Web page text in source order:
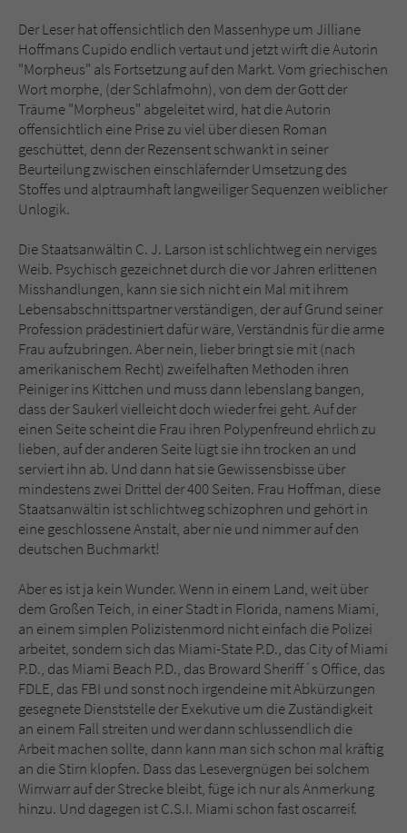
Der Leser hat offensichtlich den Massenhype um Jilliane
Hoffmans Cupido endlich vertaut und jetzt wirft die Autorin
"Morpheus" als Fortsetzung auf den Markt. Vom griechischen
Wort morphe, (der Schlafmohn), von dem der Gott der
Träume "Morpheus" abgeleitet wird, hat die Autorin
offensichtlich eine Prise zu viel über diesen Roman
geschüttet, denn der Rezensent schwankt in seiner
Beurteilung zwischen einschläfernder Umsetzung des
Stoffes und alptraumhaft langweiliger Sequenzen weiblicher
Unlogik.
Die Staatsanwältin C. J. Larson ist schlichtweg ein nerviges
Weib. Psychisch gezeichnet durch die vor Jahren erlittenen
Misshandlungen, kann sie sich nicht ein Mal mit ihrem
Lebensabschnittspartner verständigen, der auf Grund seiner
Profession prädestiniert dafür wäre, Verständnis für die arme
Frau aufzubringen. Aber nein, lieber bringt sie mit (nach
amerikanischem Recht) zweifelhaften Methoden ihren
Peiniger ins Kittchen und muss dann lebenslang bangen,
dass der Saukerl vielleicht doch wieder frei geht. Auf der
einen Seite scheint die Frau ihren Polypenfreund ehrlich zu
lieben, auf der anderen Seite lügt sie ihn trocken an und
serviert ihn ab. Und dann hat sie Gewissensbisse über
mindestens zwei Drittel der 400 Seiten. Frau Hoffman, diese
Staatsanwältin ist schlichtweg schizophren und gehört in
eine geschlossene Anstalt, aber nie und nimmer auf den
deutschen Buchmarkt!
Aber es ist ja kein Wunder. Wenn in einem Land, weit über
dem Großen Teich, in einer Stadt in Florida, namens Miami,
an einem simplen Polizistenmord nicht einfach die Polizei
arbeitet, sondern sich das Miami-State P.D., das City of Miami
P.D., das Miami Beach P.D., das Broward Sheriff´s Office, das
FDLE, das FBI und sonst noch irgendeine mit Abkürzungen
gesegnete Dienststelle der Exekutive um die Zuständigkeit
an einem Fall streiten und wer dann schlussendlich die
Arbeit machen sollte, dann kann man sich schon mal kräftig
an die Stirn klopfen. Dass das Lesevergnügen bei solchem
Wirrwarr auf der Strecke bleibt, füge ich nur als Anmerkung
hinzu. Und dagegen ist C.S.I. Miami schon fast oscarreif.